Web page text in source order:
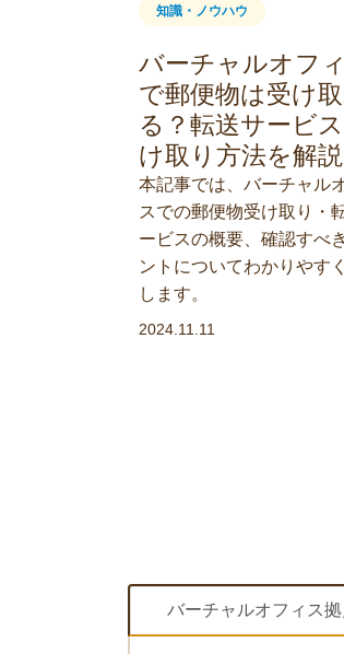
知識・ノウハウ
バーチャルオフ
で郵便物は受け
る？転送サービ
け取り方法を解説
本記事では、バーチャル
スでの郵便物受け取り・
ービスの概要、確認すべ
ントについてわかりやす
します。
2024.11.11
バーチャルオフィス